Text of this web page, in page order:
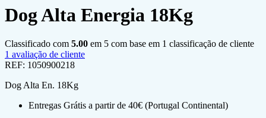
Dog Alta Energia 18Kg
Classificado com 5.00 em 5 com base em 1 classificação de cliente
1 avaliação de cliente
REF: 1050900218
Dog Alta En. 18Kg
Entregas Grátis a partir de 40€ (Portugal Continental)